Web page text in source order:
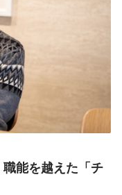
能を越えた「チ